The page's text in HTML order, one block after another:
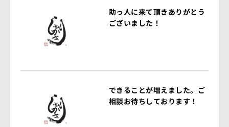
助っ人に来て頂きありがとう
ございました！
できることが増えました。ご
相談お待ちしております！